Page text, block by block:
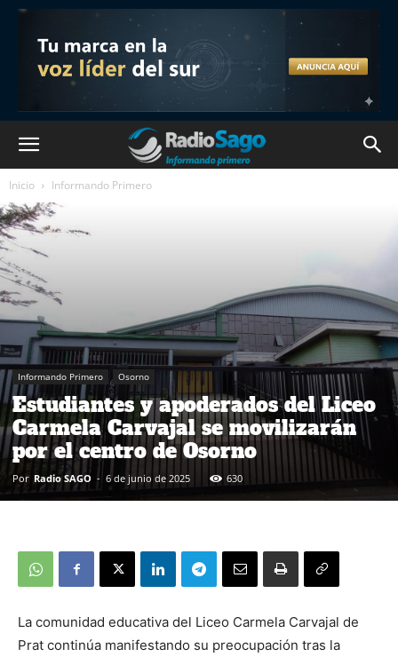
Inicio Informando Primero
Informando Primero Osorno
Estudiantes y apoderados del Liceo
Carmela Carvajal se movilizarán
por el centro de Osorno
Por Radio SAGO - 6 de junio de 2025 630
La comunidad educativa del Liceo Carmela Carvajal de
Prat continúa manifestando su preocupación tras la